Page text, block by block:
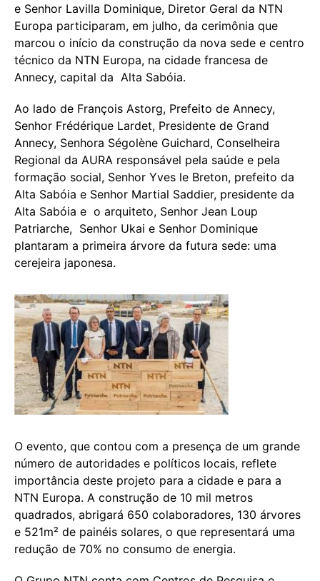
e Senhor Lavilla Dominique, Diretor Geral da NTN
Europa participaram, em julho, da cerimônia que
marcou o início da construção da nova sede e centro
técnico da NTN Europa, na cidade francesa de
Annecy, capital da Alta Sabóia.
Ao lado de François Astorg, Prefeito de Annecy,
Senhor Frédérique Lardet, Presidente de Grand
Annecy, Senhora Ségolène Guichard, Conselheira
Regional da AURA responsável pela saúde e pela
formação social, Senhor Yves le Breton, prefeito da
Alta Sabóia e Senhor Martial Saddier, presidente da
Alta Sabóia e o arquiteto, Senhor Jean Loup
Patriarche, Senhor Ukai e Senhor Dominique
plantaram a primeira árvore da futura sede: uma
cerejeira japonesa.
O evento, que contou com a presença de um grande
número de autoridades e políticos locais, reflete
importância deste projeto para a cidade e para a
NTN Europa. A construção de 10 mil metros
quadrados, abrigará 650 colaboradores, 130 árvores
e 521m² de painéis solares, o que representará uma
redução de 70% no consumo de energia.